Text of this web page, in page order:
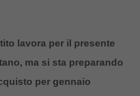
lavora per il presente
ma si sta preparando
per gennaio